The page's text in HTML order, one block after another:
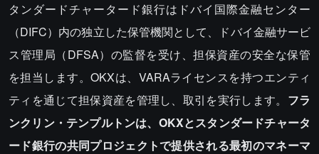
タンダードチャータード銀行はドバイ国際金融センター
（DIFC）内の独立した保管機関として、ドバイ金融サービ
ス管理局（DFSA）の監督を受け、担保資産の安全な保管
を担当します。OKXは、VARAライセンスを持つエンティ
ティを通じて担保資産を管理し、取引を実行します。 フラ
ンクリン・テンプルトンは、OKXとスタンダードチャータ
ード銀行の共同プロジェクトで提供される最初のマネーマ